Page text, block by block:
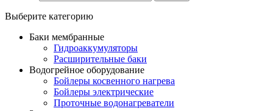
Выберите категорию
Баки мембранные
Гидроаккумуляторы
Расширительные баки
Водогрейное оборудование
Бойлеры косвенного нагрева
Бойлеры электрические
Проточные водонагреватели